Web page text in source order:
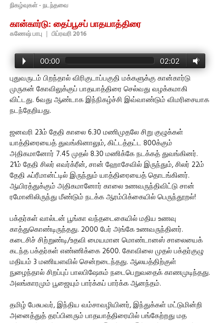
நிகழ்வுகள் - நடந்தவை
கான்கார்டு: தைப்பூசப் பாதயாத்திரை
கணேஷ் பாபு | பிப்ரவரி 2016
00:00 02:02
புதுவருடம் பிறந்தால் விரிகுடாப்பகுதி மக்களுக்கு கான்கார்டு
முருகன் கோவிலுக்குப் பாதயாத்திரை செல்வது வழக்கமாகி
விட்டது. 6வது ஆண்டாக இந்நிகழ்ச்சி இவ்வாண்டும் விமரிசையாக
நடந்தேறியது.
ஜனவரி 23ம் தேதி காலை 6.30 மணிமுதலே சிறு குழுக்கள்
யாத்திரையைத் துவங்கினாலும், கிட்டத்தட்ட 800க்கும்
அதிகமானோர் 7.45 முதல் 8.30 மணிக்கே நடக்கத் துவங்கினர்.
21ம் தேதி சிலர் எவர்க்ரீன், சான் ஹோசேவில் இருந்தும், சிலர் 22ம்
தேதி ஃப்ரீமான்ட்டில் இருந்தும் யாத்திரையைத் தொடங்கினர்.
ஆயிரத்துக்கும் அதிகமானோர் காலை உணவருந்திவிட்டு சான்
ரமோனிலிருந்து மீண்டும் நடக்க ஆரம்பிக்கையில் பெருந்தூறல்!
பக்தர்கள் வால்டன் பூங்கா வந்தடைகையில் மதிய உணவு
காத்துகொண்டிருந்தது. 2000 பேர் அங்கே உணவருந்தினர்.
கடைசிச் சிற்றுண்டி/உதவி மையமான மொண்டானஸ் சாலையைக்
கடந்த பக்தர்கள் எண்ணிக்கை 2600. கோவிலை முதல் பக்தர்குழு
மதியம் 3 மணியளவில் சென்றடைந்தது. ஆலயத்திற்குள்
நுழைந்தால் சிறப்புப் பாலபிஷேகம் நடைபெறுவதைக் காணமுடிந்தது.
அலங்காரமும் பூஜையும் பார்க்கப் பார்க்க ஆனந்தம்.
தமிழ் பேசுபவர், இந்திய வம்சாவழியினர், இந்துக்கள் மட்டுமின்றி
அனைத்துத் தரப்பினரும் பாதயாத்திரையில் பங்கேற்றது மத